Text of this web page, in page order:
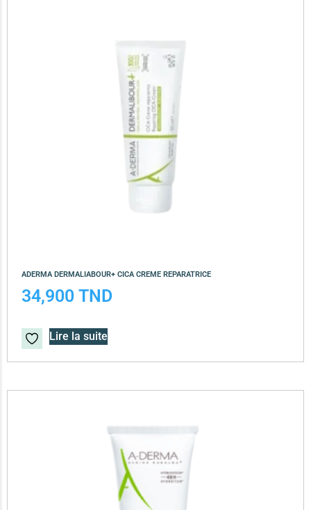
ADERMA DERMALIABOUR+ CICA CREME REPARATRICE
34,900 TND
Lire la suite